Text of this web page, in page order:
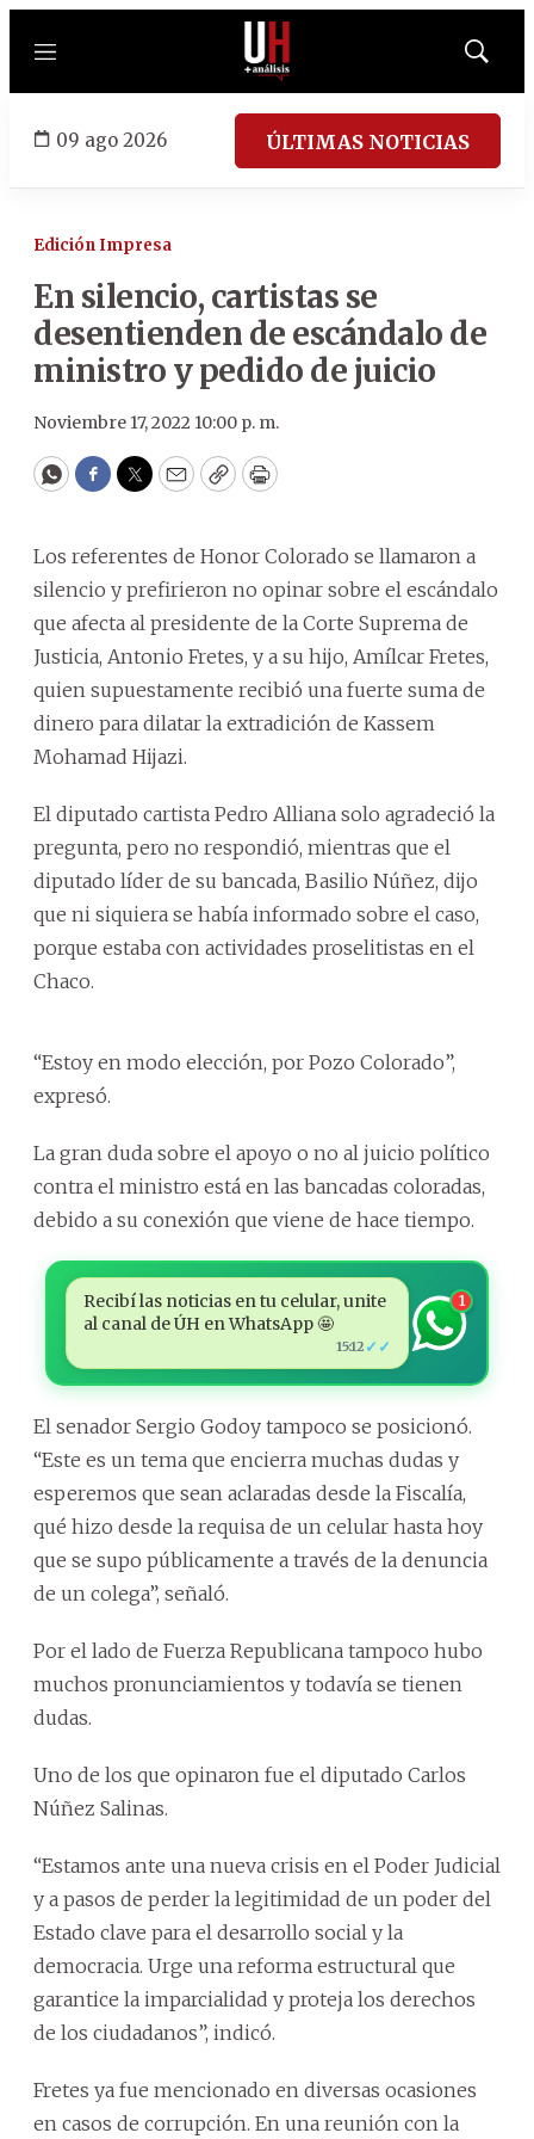
Menú
Mostrar
09 ago 2026 ÚLTIMAS NOTICIAS
Edición Impresa
En silencio, cartistas se
desentienden de escándalo de
ministro y pedido de juicio
Noviembre 17, 2022 10:00 p. m.
WhatsApp
Facebook
Twitter
EmailCopyPrint
Los referentes de Honor Colorado se llamaron a
silencio y prefirieron no opinar sobre el escándalo
que afecta al presidente de la Corte Suprema de
Justicia, Antonio Fretes, y a su hijo, Amílcar Fretes,
quien supuestamente recibió una fuerte suma de
dinero para dilatar la extradición de Kassem
Mohamad Hijazi.
El diputado cartista Pedro Alliana solo agradeció la
pregunta, pero no respondió, mientras que el
diputado líder de su bancada, Basilio Núñez, dijo
que ni siquiera se había informado sobre el caso,
porque estaba con actividades proselitistas en el
Chaco.
“Estoy en modo elección, por Pozo Colorado”,
expresó.
La gran duda sobre el apoyo o no al juicio político
contra el ministro está en las bancadas coloradas,
debido a su conexión que viene de hace tiempo.
Recibí las noticias en tu celular, unite
al canal de ÚH en WhatsApp 🤩
15:12 ✓✓
1
El senador Sergio Godoy tampoco se posicionó.
“Este es un tema que encierra muchas dudas y
esperemos que sean aclaradas desde la Fiscalía,
qué hizo desde la requisa de un celular hasta hoy
que se supo públicamente a través de la denuncia
de un colega”, señaló.
Por el lado de Fuerza Republicana tampoco hubo
muchos pronunciamientos y todavía se tienen
dudas.
Uno de los que opinaron fue el diputado Carlos
Núñez Salinas.
“Estamos ante una nueva crisis en el Poder Judicial
y a pasos de perder la legitimidad de un poder del
Estado clave para el desarrollo social y la
democracia. Urge una reforma estructural que
garantice la imparcialidad y proteja los derechos
de los ciudadanos”, indicó.
Fretes ya fue mencionado en diversas ocasiones
en casos de corrupción. En una reunión con la